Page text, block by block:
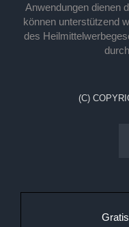
Anwendungen dienen
können unterstützend
des
(C)